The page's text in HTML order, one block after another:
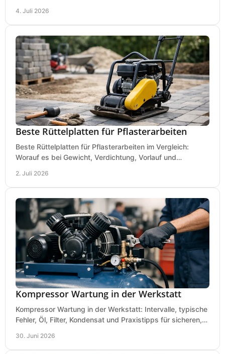
4. Juli 2026
Beste Rüttelplatten für Pflasterarbeiten
Beste Rüttelplatten für Pflasterarbeiten im Vergleich:
Worauf es bei Gewicht, Verdichtung, Vorlauf und
2. Juli 2026
Kompressor Wartung in der Werkstatt
Kompressor Wartung in der Werkstatt: Intervalle, typische
Fehler, Öl, Filter, Kondensat und Praxistipps für sicheren,
30. Juni 2026